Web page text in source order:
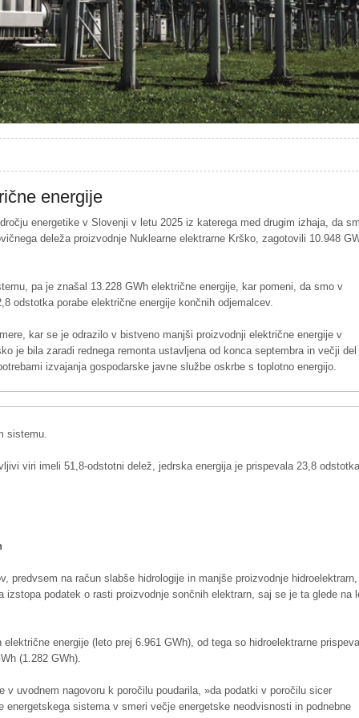
energije
energetike v Slovenji v letu 2025 iz katerega med drugim izhaja, da
deleža proizvodnje Nuklearne elektrarne Krško, zagotovili 10.948
pa je znašal 13.228 GWh električne energije, kar pomeni, da smo v
odstotka porabe električne energije končnih odjemalcev.
kar se je odrazilo v bistveno manjši proizvodnji električne energije v
je bila zaradi rednega remonta ustavljena od konca septembra in večji del
izvajanja gospodarske javne službe oskrbe s toplotno energijo.
sistemu.
viri imeli 51,8-odstotni delež, jedrska energija je prispevala 23,8
predvsem na račun slabše hidrologije in manjše proizvodnje
podatek o rasti proizvodnje sončnih elektrarn, saj se je ta glede na
energije (leto prej 6.961 GWh), od tega so hidroelektrarne
(1.282 GWh).
v uvodnem nagovoru k poročilu poudarila, »da podatki v poročilu sicer
sistema v smeri večje energetske neodvisnosti in podnebne